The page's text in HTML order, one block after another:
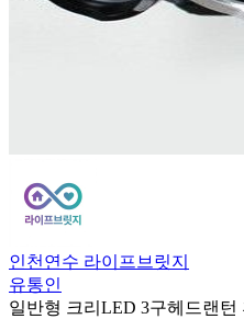
인천연수 라이프브릿지
유통인
일반형 크리LED 3구헤드랜턴